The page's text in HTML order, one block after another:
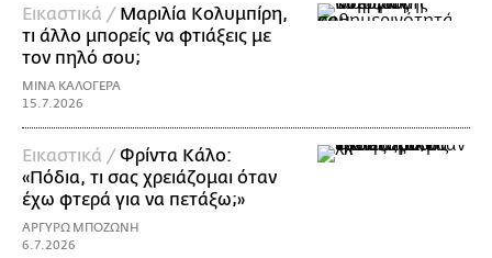
Εικαστικά / Μαριλία Κολυμπίρη,
τι άλλο μπορείς να φτιάξεις με
τον πηλό σου;
ΜΙΝΑ ΚΑΛΟΓΕΡΑ
15.7.2026
Εικαστικά /Φρίντα Κάλο:
«Πόδια, τι σας χρειάζομαι όταν
έχω φτερά για να πετάξω;»
ΑΡΓΥΡΩ ΜΠΟΖΩΝΗ
6.7.2026